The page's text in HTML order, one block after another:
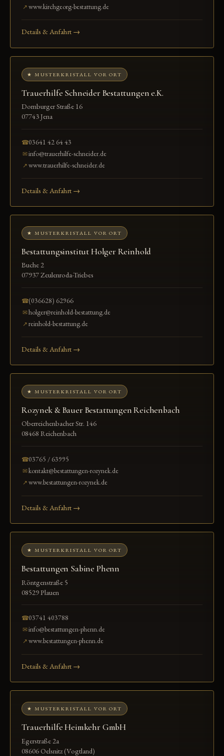
↗www.kirchgeorg-bestattung.de
Details & Anfahrt →
★ MUSTERKRISTALL VOR ORT
Trauerhilfe Schneider Bestattungen e.K.
Dornburger Straße 16
07743 Jena
☎03641 42 64 43
✉info@trauerhilfe-schneider.de
↗www.trauerhilfe-schneider.de
Details & Anfahrt →
★ MUSTERKRISTALL VOR ORT
Bestattungsinstitut Holger Reinhold
Buche 2
07937 Zeulenroda-Triebes
☎(036628) 62966
✉holger@reinhold-bestattung.de
↗reinhold-bestattung.de
Details & Anfahrt →
★ MUSTERKRISTALL VOR ORT
Rozynek & Bauer Bestattungen Reichenbach
Oberreichenbacher Str. 146
08468 Reichenbach
☎03765 / 63995
✉kontakt@bestattungen-rozynek.de
↗www.bestattungen-rozynek.de
Details & Anfahrt →
★ MUSTERKRISTALL VOR ORT
Bestattungen Sabine Phenn
Röntgenstraße 5
08529 Plauen
☎03741 403788
✉info@bestattungen-phenn.de
↗www.bestattungen-phenn.de
Details & Anfahrt →
★ MUSTERKRISTALL VOR ORT
Trauerhilfe Heimkehr GmbH
Egerstraße 2a
08606 Oelsnitz (Vogtland)